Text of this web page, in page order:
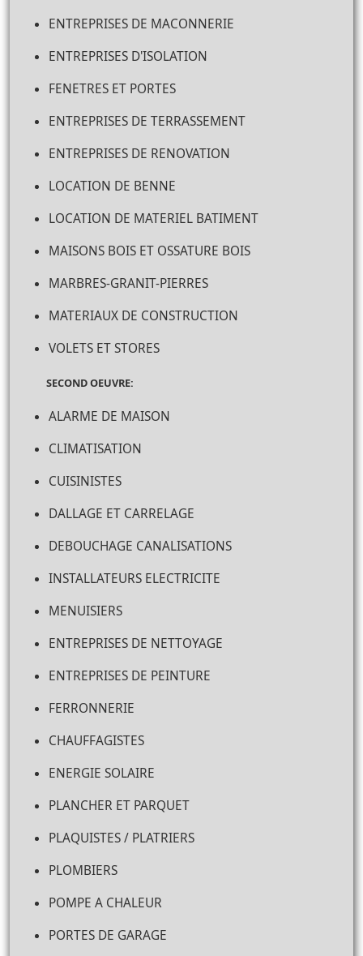
ENTREPRISES DE MACONNERIE
ENTREPRISES D'ISOLATION
FENETRES ET PORTES
ENTREPRISES DE TERRASSEMENT
ENTREPRISES DE RENOVATION
LOCATION DE BENNE
LOCATION DE MATERIEL BATIMENT
MAISONS BOIS ET OSSATURE BOIS
MARBRES-GRANIT-PIERRES
MATERIAUX DE CONSTRUCTION
VOLETS ET STORES
SECOND OEUVRE:
ALARME DE MAISON
CLIMATISATION
CUISINISTES
DALLAGE ET CARRELAGE
DEBOUCHAGE CANALISATIONS
INSTALLATEURS ELECTRICITE
MENUISIERS
ENTREPRISES DE NETTOYAGE
ENTREPRISES DE PEINTURE
FERRONNERIE
CHAUFFAGISTES
ENERGIE SOLAIRE
PLANCHER ET PARQUET
PLAQUISTES / PLATRIERS
PLOMBIERS
POMPE A CHALEUR
PORTES DE GARAGE